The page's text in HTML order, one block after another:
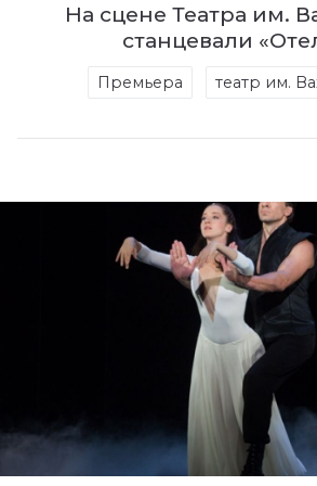
На сцене Театра им.
станцевали
Премьера театр им.